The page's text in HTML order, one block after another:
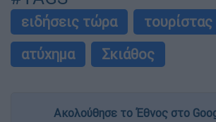
ειδήσεις τώρα τουρίστας
ατύχημα
Σκιάθος
Ακολούθησε το Έθνος στο